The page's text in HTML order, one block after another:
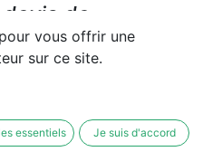
de
un
vous offrir une
sur ce site.
essentiels Je suis d'accord